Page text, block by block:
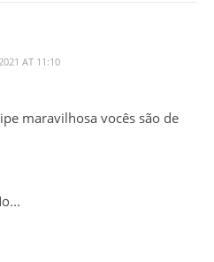
AT 11:10
maravilhosa vocês são de